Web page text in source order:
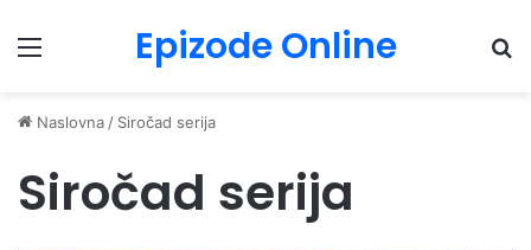
Menu Epizode Online
Naslovna / Siročad serija
Siročad serija